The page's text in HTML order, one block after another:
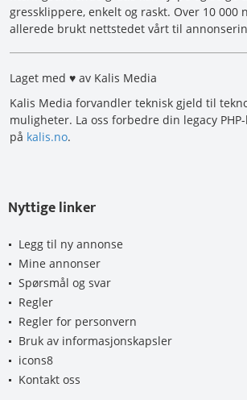
gressklippere, enkelt og raskt. Over 10 000
allerede brukt nettstedet vårt til
Laget med ♥ av Kalis Media
Kalis Media forvandler teknisk gjeld til
muligheter. La oss forbedre din legacy
på kalis.no.
Nyttige linker
Legg til ny annonse
Mine annonser
Spørsmål og svar
Regler
Regler for personvern
Bruk av informasjonskapsler
icons8
Kontakt oss